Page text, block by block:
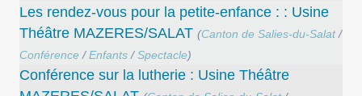
Les rendez-vous pour la petite-enfance : : Usine
Théâtre MAZERES/SALAT (Canton de Salies-du-Salat/
Conférence/Enfants/Spectacle)
Conférence sur la lutherie : Usine Théâtre